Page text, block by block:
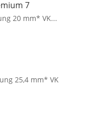
7
20 mm* VK...
25,4 mm* VK